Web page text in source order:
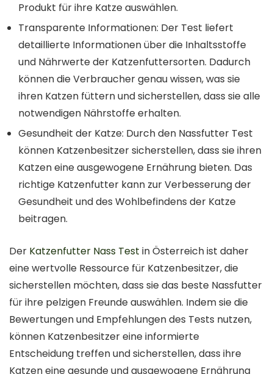
Produkt für ihre Katze auswählen.
Transparente Informationen: Der Test liefert
detaillierte Informationen über die Inhaltsstoffe
und Nährwerte der Katzenfuttersorten. Dadurch
können die Verbraucher genau wissen, was sie
ihren Katzen füttern und sicherstellen, dass sie alle
notwendigen Nährstoffe erhalten.
Gesundheit der Katze: Durch den Nassfutter Test
können Katzenbesitzer sicherstellen, dass sie ihren
Katzen eine ausgewogene Ernährung bieten. Das
richtige Katzenfutter kann zur Verbesserung der
Gesundheit und des Wohlbefindens der Katze
beitragen.
Der Katzenfutter Nass Test in Österreich ist daher
eine wertvolle Ressource für Katzenbesitzer, die
sicherstellen möchten, dass sie das beste Nassfutter
für ihre pelzigen Freunde auswählen. Indem sie die
Bewertungen und Empfehlungen des Tests nutzen,
können Katzenbesitzer eine informierte
Entscheidung treffen und sicherstellen, dass ihre
Katzen eine gesunde und ausgewogene Ernährung